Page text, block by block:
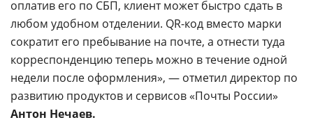
оплатив его по СБП, клиент может быстро сдать в
любом удобном отделении. QR-код вместо марки
сократит его пребывание на почте, а отнести туда
корреспонденцию теперь можно в течение одной
недели после оформления», — отметил директор по
развитию продуктов и сервисов «Почты России»
Антон Нечаев.